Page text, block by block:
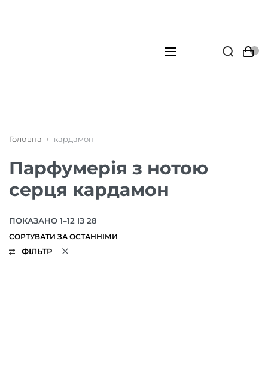
Головна › кардамон
Парфумерія з нотою
серця кардамон
ПОКАЗАНО 1–12 ІЗ 28
ФІЛЬТР